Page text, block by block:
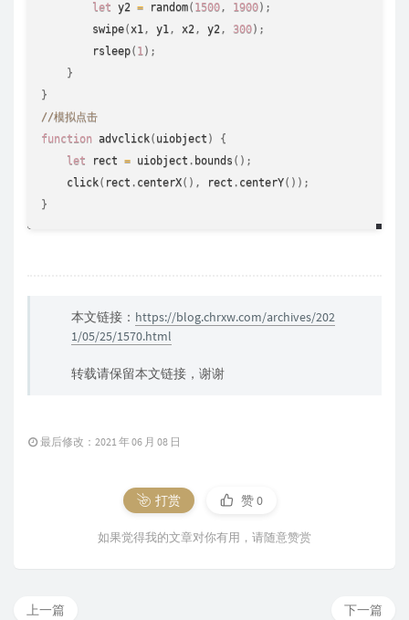
let y2 = random( 1500, 1900) ;
swipe(x1, y1, x2, y2, 300) ;
rsleep( 1) ;
}
}
//模拟点击
function advclick( uiobject )
{
let rect = uiobject . bounds ( ) ;
click( rect . centerX( ) , rect . centerY( ) ) ;
}
本文链接： https://blog.chrxw.com/archives/202
1/05/25/1570.html
转载请保留本文链接，谢谢
最后修改：2021 年 06 月 08 日
打赏 赞0
如果觉得我的文章对你有用，请随意赞赏
下一篇
上一篇